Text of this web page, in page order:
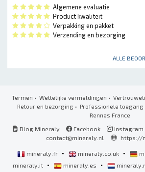
Algemene evaluatie
Product kwaliteit
Verpakking en pakket
Verzending en bezorging
ALLE
Termen • Wettelijke vermeldingen •
Retour en bezorging• Professionele toegang
Rennes France
Blog Mineraly
Facebook Instagram
contact@mineraly.nl
https://
mineraly.fr • mineraly.co.uk •
mineraly.it • mineraly.es •